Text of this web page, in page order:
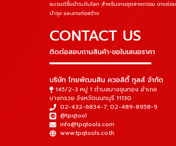
แบรนด์ชั้นนำระดับโลก สำหรับงานอุตสาหกรรม งานซ่อม
บำรุง และงานก่อสร้าง
CONTACT US
ติดต่อสอบถามสินค้า-ขอใบเสนอราคา
▬▬▬▬▬▬▬▬▬▬▬▬▬▬▬
บริษัท ไทยพัฒนสิน ควอลิตี้ ทูลส์ จำกัด
145/2-3 หมู่ 1 ตำบลบางขุนกอง อำเภอ
บางกรวย จังหวัดนนทบุรี 11130
02-432-6834-7, 02-489-8958-9
@tpqtool
info@tpqtools.com
www.tpqtools.co.th